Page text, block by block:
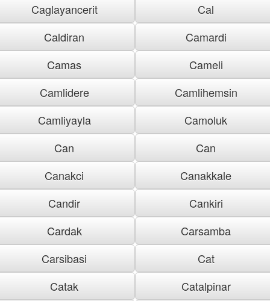
Caglayancerit
Cal
Caldiran
Camardi
Camas
Cameli
Camlidere
Camlihemsin
Camliyayla
Camoluk
Can
Can
Canakci
Canakkale
Candir
Cankiri
Cardak
Carsamba
Carsibasi
Cat
Catak
Catalpinar